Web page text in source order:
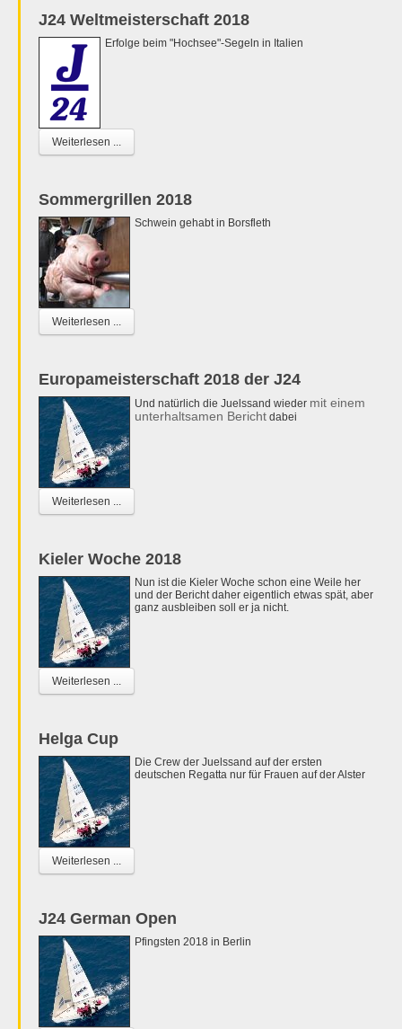
J24 Weltmeisterschaft 2018
Erfolge beim "Hochsee"-Segeln in Italien
Weiterlesen ...
Sommergrillen 2018
Schwein gehabt in Borsfleth
Weiterlesen ...
Europameisterschaft 2018 der J24
Und natürlich die Juelssand wieder mit einem
unterhaltsamen Bericht dabei
Weiterlesen ...
Kieler Woche 2018
Nun ist die Kieler Woche schon eine Weile her
und der Bericht daher eigentlich etwas spät, aber
ganz ausbleiben soll er ja nicht.
Weiterlesen ...
Helga Cup
Die Crew der Juelssand auf der ersten
deutschen Regatta nur für Frauen auf der Alster
Weiterlesen ...
J24 German Open
Pfingsten 2018 in Berlin